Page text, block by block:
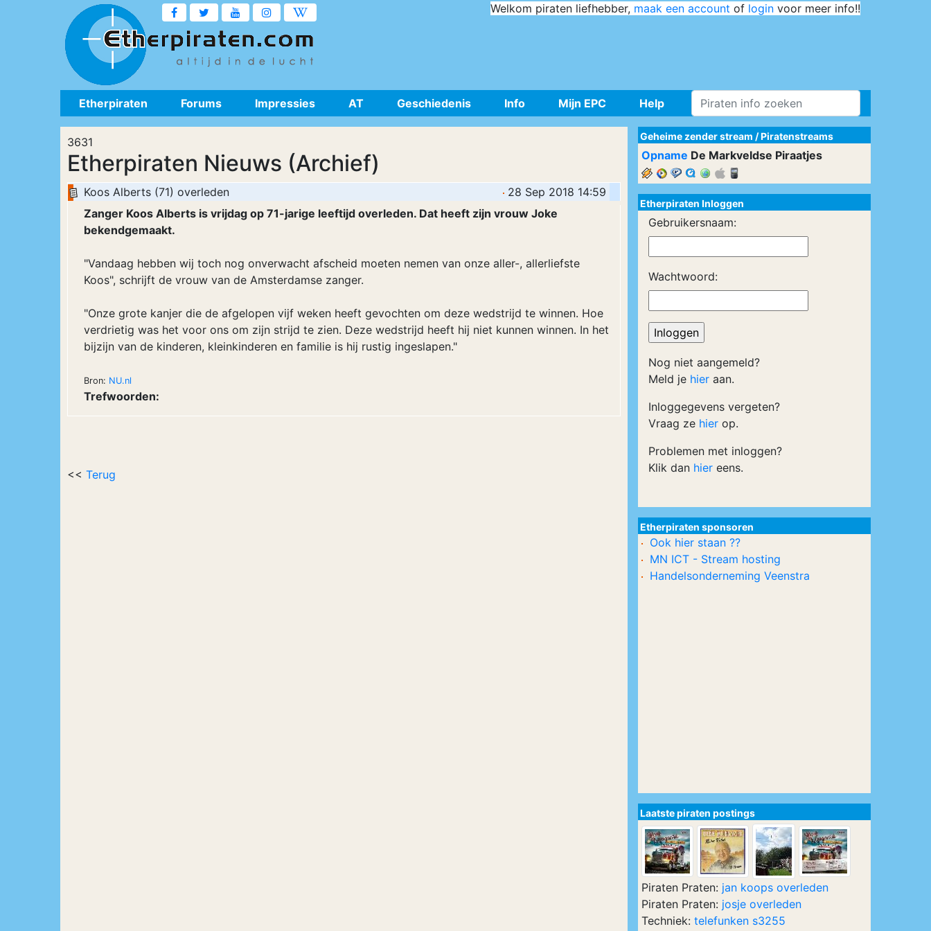
Welkom piraten liefhebber, maak een account of login voor meer info!!
Etherpiraten Forums Impressies AT Geschiedenis Info Mijn EPC Help
3631
Etherpiraten Nieuws (Archief)
Koos Alberts (71) overleden
28 Sep 2018 14:59
Zanger Koos Alberts is vrijdag op 71-jarige leeftijd overleden. Dat heeft zijn vrouw Joke
bekendgemaakt.
"Vandaag hebben wij toch nog onverwacht afscheid moeten nemen van onze aller-, allerliefste
Koos", schrijft de vrouw van de Amsterdamse zanger.
"Onze grote kanjer die de afgelopen vijf weken heeft gevochten om deze wedstrijd te winnen. Hoe
verdrietig was het voor ons om zijn strijd te zien. Deze wedstrijd heeft hij niet kunnen winnen. In het
bijzijn van de kinderen, kleinkinderen en familie is hij rustig ingeslapen."
Bron: NU.nl
Trefwoorden:
<< Terug
Geheime zender stream /Piratenstreams
Opname De Markveldse Piraatjes
Etherpiraten Inloggen
Gebruikersnaam:
Wachtwoord:
Nog niet aangemeld?
Meld je hier aan.
Inloggegevens vergeten?
Vraag ze hier op.
Problemen met inloggen?
Klik dan hier eens.
Etherpiraten sponsoren
Ook hier staan ??
MN ICT - Stream hosting
Handelsonderneming Veenstra
Laatste piraten postings
Piraten Praten: jan koops overleden
Piraten Praten: josje overleden
Techniek: telefunken s3255